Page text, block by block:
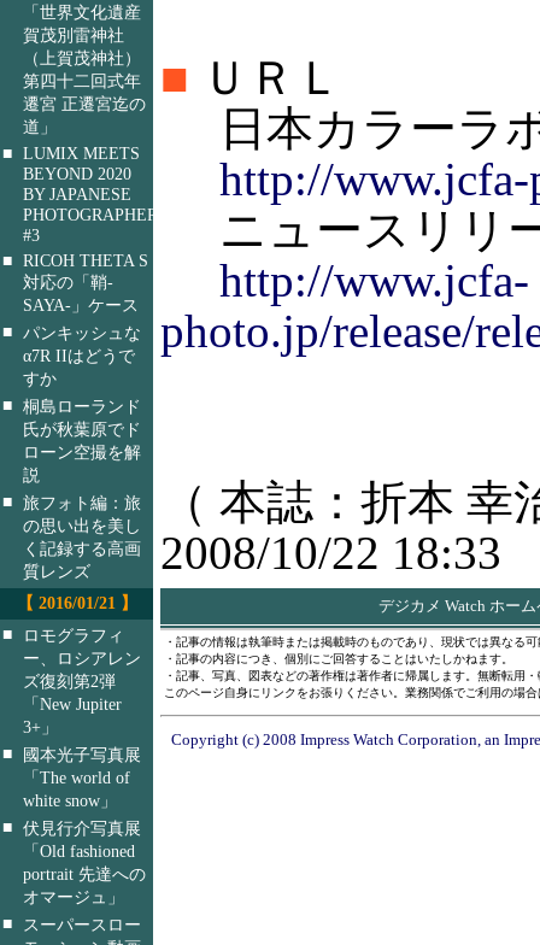
「世界文化遺産
賀茂別雷神社
（上賀茂神社）
第四十二回式年
遷宮 正遷宮迄の
道」
■ LUMIX MEETS
BEYOND 2020
BY JAPANESE
PHOTOGRAPHERS
#3
■ RICOH THETA S
対応の「鞘-
SAYA-」ケース
■ パンキッシュな
α7R IIはどうで
すか
■ 桐島ローランド
氏が秋葉原でド
ローン空撮を解
説
■ 旅フォト編：旅
の思い出を美し
く記録する高画
質レンズ
【 2016/01/21 】
■
ロモグラフィ
ー、ロシアレン
ズ復刻第2弾
「New Jupiter
3+」
■
國本光子写真展
「The world of
white snow」
■ 伏見行介写真展
「Old fashioned
portrait 先達への
オマージュ」
■
スーパースロー
■ ＵＲＬ
日本カラーラ
http://
ニュースリリ
http://www.jcfa-
photo.jp/release/
（ 本誌：折本 幸
2008/10/22 18:33
デジカメ Watch ホー
・記事の情報は執筆時または掲載時のものであり、現状では異なる
・記事の内容につき、個別にご回答することはいたしかねます。
・記事、写真、図表などの著作権は著作者に帰属します。無断転用
このページ自身にリンクをお張りください。業務関係でご利用の場
Copyright (c) 2008 Impress Watch Corporation, an